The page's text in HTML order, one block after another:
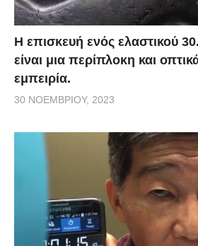
Η επισκευή ενός ελαστικού
είναι μια περίπλοκη και
εμπειρία.
30 ΝΟΕΜΒΡΊΟΥ, 2023